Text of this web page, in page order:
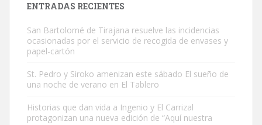
Este gato macho ha aparecido en la calle hace menos de un mes,
es muy manso y extremadamente cari...
ENTRADAS RECIENTES
San Bartolomé de Tirajana resuelve las incidencias
ocasionadas por el servicio de recogida de envases y
papel-cartón
St. Pedro y Siroko amenizan este sábado El sueño de
una noche de verano en El Tablero
Historias que dan vida a Ingenio y El Carrizal
protagonizan una nueva edición de “Aquí nuestra